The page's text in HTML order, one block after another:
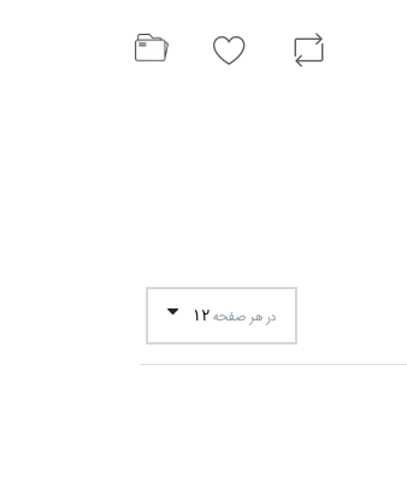
در هر صفحه12